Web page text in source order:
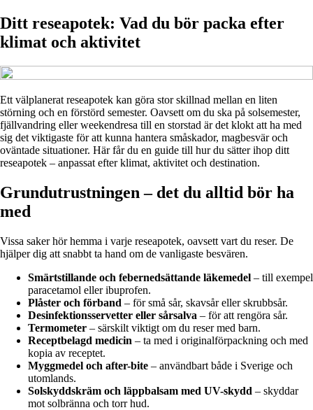
Ditt reseapotek: Vad du bör packa efter
klimat och aktivitet
Ett välplanerat reseapotek kan göra stor skillnad mellan en liten
störning och en förstörd semester. Oavsett om du ska på solsemester,
fjällvandring eller weekendresa till en storstad är det klokt att ha med
sig det viktigaste för att kunna hantera småskador, magbesvär och
oväntade situationer. Här får du en guide till hur du sätter ihop ditt
reseapotek – anpassat efter klimat, aktivitet och destination.
Grundutrustningen – det du alltid bör ha
med
Vissa saker hör hemma i varje reseapotek, oavsett vart du reser. De
hjälper dig att snabbt ta hand om de vanligaste besvären.
Smärtstillande och febernedsättande läkemedel – till exempel
paracetamol eller ibuprofen.
Plåster och förband – för små sår, skavsår eller skrubbsår.
Desinfektionsservetter eller sårsalva – för att rengöra sår.
Termometer – särskilt viktigt om du reser med barn.
Receptbelagd medicin – ta med i originalförpackning och med
kopia av receptet.
Myggmedel och after-bite – användbart både i Sverige och
utomlands.
Solskyddskräm och läppbalsam med UV-skydd – skyddar
mot solbränna och torr hud.